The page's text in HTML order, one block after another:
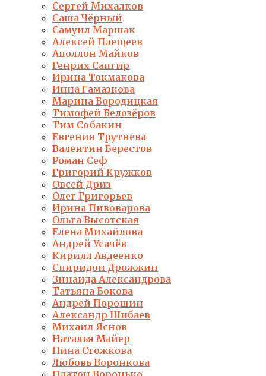
Сергей Михалков
Саша Чёрный
Самуил Маршак
Алексей Плещеев
Аполлон Майков
Генрих Сапгир
Ирина Токмакова
Инна Гамазкова
Марина Бородицкая
Тимофей Белозёров
Тим Собакин
Евгения Трутнева
Валентин Берестов
Роман Сеф
Григорий Кружков
Овсей Дриз
Олег Григорьев
Ирина Пивоварова
Ольга Высотская
Елена Михайлова
Андрей Усачёв
Кирилл Авдеенко
Спиридон Дрожжин
Зинаида Александрова
Татьяна Бокова
Андрей Порошин
Александр Шибаев
Михаил Яснов
Наталья Майер
Нина Стожкова
Любовь Воронкова